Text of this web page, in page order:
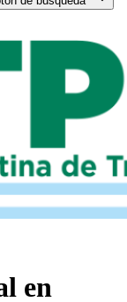
en